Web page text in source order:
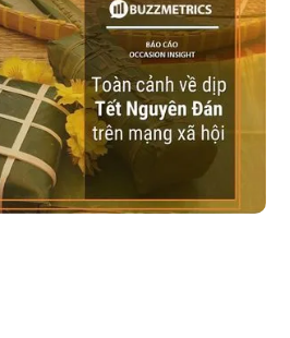
dịp lễ quan trọng nhất trong đời sống
mạng xã hội, Tết thu hút một lượng
chủ đề. Có thể nói, Tết là cơ hội không
nối với nhóm người tiêu dùng tiềm năng.